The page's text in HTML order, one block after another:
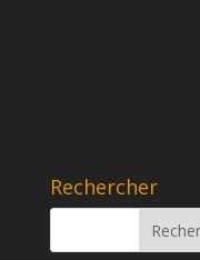
Rechercher